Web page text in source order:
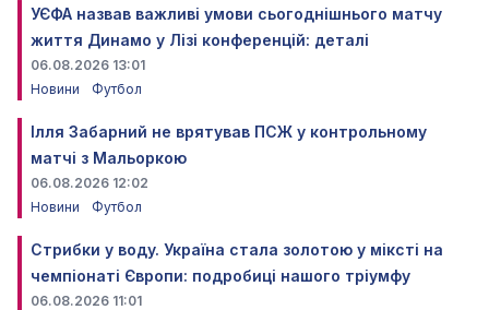
УЄФА назвав важливі умови сьогоднішнього матчу
життя Динамо у Лізі конференцій: деталі
06.08.2026 13:01
Новини
Футбол
Ілля Забарний не врятував ПСЖ у контрольному
матчі з Мальоркою
06.08.2026 12:02
Новини
Футбол
Стрибки у воду. Україна стала золотою у міксті на
чемпіонаті Європи: подробиці нашого тріумфу
06.08.2026 11:01